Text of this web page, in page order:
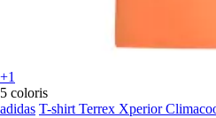
+1
5 coloris
adidas T-shirt Terrex Xperior